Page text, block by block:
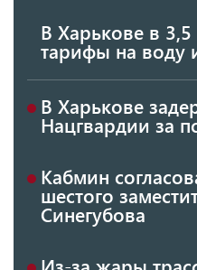
В Харькове в
тарифы на воду
В Харькове
Нацгвардии за
Кабмин
шестого
Синегубова